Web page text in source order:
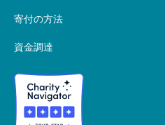
寄付の方法
資金調達